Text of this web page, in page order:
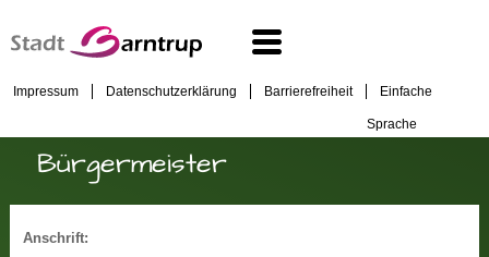
Impressum Datenschutzerklärung Barrierefreiheit Einfache
Sprache
Bürgermeister
Anschrift: